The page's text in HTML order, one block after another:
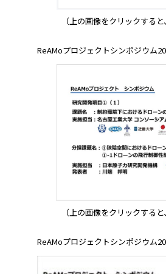
（上の画像をクリックする
ReAMoプロジェクトシンポジウム
（上の画像をクリックする
ReAMoプロジェクトシンポジウム